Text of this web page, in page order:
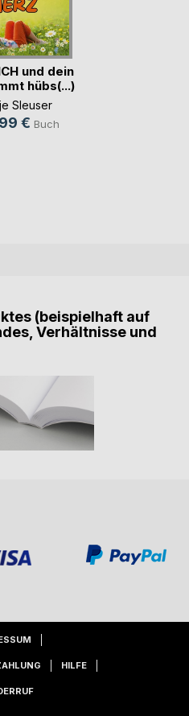
und dein
hübs(...)
Sleuser
€ Buch
(beispielhaft auf
Verhältnisse und
HILFE